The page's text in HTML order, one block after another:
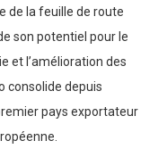
de la feuille de route
son potentiel pour le
et l’amélioration des
consolide depuis
pays exportateur